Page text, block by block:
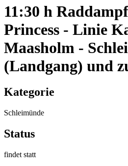
11:30 h
Princess - Linie
Maasholm -
(Landgang) und
Kategorie
Schleimünde
Status
findet statt